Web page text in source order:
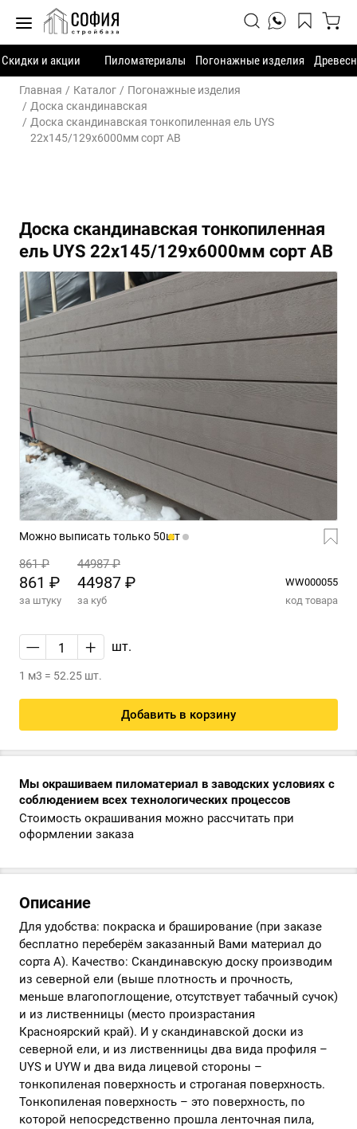
Скидки и акции Пиломатериалы Погонажные изделия
Главная Каталог
Погонажные изделия
Доска скандинавская
Доска скандинавская тонкопиленная ель UYS
22х145/129х6000мм сорт АВ
Доска скандинавская тонкопиленная
ель UYS 22х145/129х6000мм сорт АВ
Можно выписать только 50шт
861 ₽ 44987 ₽
861 ₽ 44987 ₽
WW000055
за штуку
за куб код товара
— + шт.
1 м3 = 52.25 шт.
Добавить в корзину
Мы окрашиваем пиломатериал в заводских условиях с
соблюдением всех технологических процессов
Стоимость окрашивания можно рассчитать при
оформлении заказа
Описание
Для удобства: покраска и браширование (при заказе
бесплатно переберём заказанный Вами материал до
сорта А). Качество: Скандинавскую доску производим
из северной ели (выше плотность и прочность,
меньше влагопоглощение, отсутствует табачный сучок)
и из лиственницы (место произрастания
Красноярский край). И у скандинавской доски из
северной ели, и из лиственницы два вида профиля –
UYS и UYW и два вида лицевой стороны –
тонкопиленая поверхность и строганая поверхность.
Тонкопиленая поверхность – это поверхность, по
которой непосредственно прошла ленточная пила,